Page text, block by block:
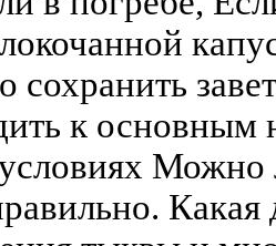
сохранить
к
Можно